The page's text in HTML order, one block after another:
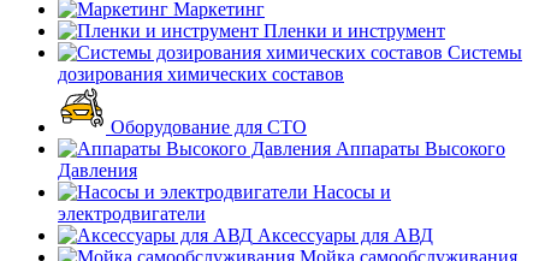
Маркетинг
Пленки и инструмент
Системы
дозирования химических составов
Оборудование для СТО
Аппараты Высокого
Давления
Насосы и
электродвигатели
Аксессуары для АВД
Мойка самообслуживания